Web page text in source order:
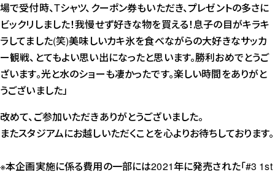
場で受付時、Tシャツ、クーポン券もいただき、プレゼントの多さに
ビックリしました！我慢せず好きな物を買える！息子の目がキラキ
ラしてました(笑)美味しいカキ氷を食べながらの大好きなサッカ
ー観戦、とてもよい思い出になったと思います。勝利おめでとうご
ざいます。光と水のショーも凄かったです。楽しい時間をありがと
うございました」
改めて、ご参加いただきありがとうございました。
またスタジアムにお越しいただくことを心よりお待ちしております。
※本企画実施に係る費用の一部には2021年に発売された「#3 1st